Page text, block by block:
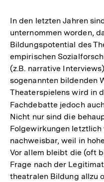
In den letzten Jahren
unternommen worden,
Bildungspotential des
empirischen
(z.B. narrative
sogenannten bildenden
Theaterspielens wird in
Fachdebatte jedoch
Nicht nur sind die
Folgewirkungen
nachweisbar, weil in
Vor allem bleibt die (oft
Frage nach der
theatralen Bildung allzu